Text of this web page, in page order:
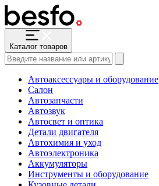
Каталог товаров
Автоаксессуары и оборудование
Салон
Автозапчасти
Автозвук
Автосвет и оптика
Детали двигателя
Автохимия и уход
Автоэлектроника
Аккумуляторы
Инструменты и оборудование